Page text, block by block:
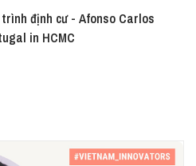
định cư - Afonso Carlos
in HCMC